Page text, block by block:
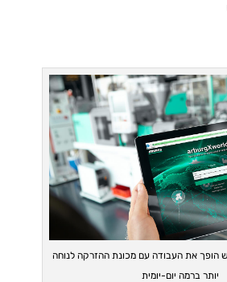
הופך את העבודה עם מכונת ההזרקה לנוחה
יותר ברמה יום-יומית